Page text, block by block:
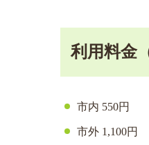
利用料金
市内 550円
市外 1,100円